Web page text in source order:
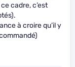
cadre, c’est
à croire qu’il y